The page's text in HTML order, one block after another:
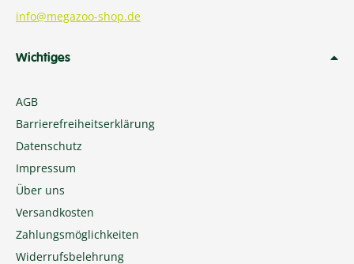
info@megazoo-shop.de
Wichtiges
AGB
Barrierefreiheitserklärung
Datenschutz
Impressum
Über uns
Versandkosten
Zahlungsmöglichkeiten
Widerrufsbelehrung